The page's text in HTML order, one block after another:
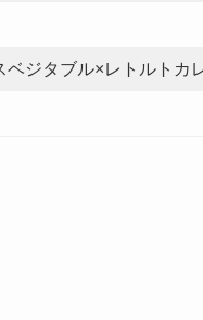
ベジタブル×レトルトカ